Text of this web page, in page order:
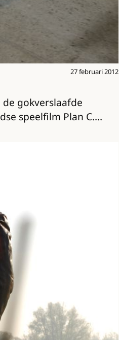
27 februari 2012
gokverslaafde
speelfilm Plan C.…